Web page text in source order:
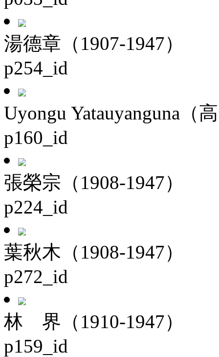
湯德章（1907-1947）
p254_id
Uyongu Yatauyanguna（
p160_id
張榮宗（1908-1947）
p224_id
葉秋木（1908-1947）
p272_id
林 界（1910-1947）
p159_id